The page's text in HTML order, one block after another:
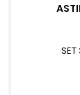
SET